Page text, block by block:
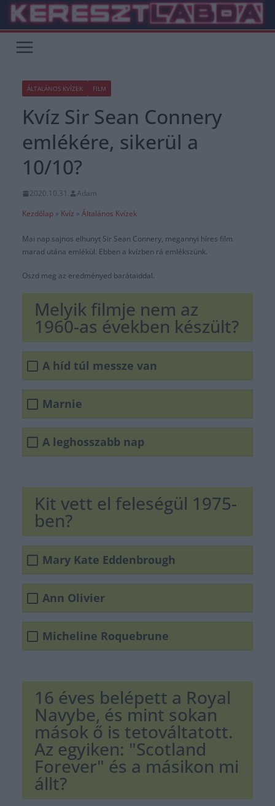
Skip
content
ÁLTALÁNOS KVÍZEK FILM
Kvíz Sir Sean Connery
emlékére, sikerül a
10/10?
2020.10.31.
Adam
Kezdőlap » Kvíz » Általános Kvízek
Mai nap sajnos elhunyt Sir Sean Connery, megannyi híres film
marad utána emlékül. Ebben a kvízben rá emlékszünk.
Oszd meg az eredményed barátaiddal.
Melyik filmje nem az
1960-as években készült?
A híd túl messze van
Marnie
A leghosszabb nap
Kit vett el feleségül 1975-
ben?
Mary Kate Eddenbrough
Ann Olivier
Micheline Roquebrune
16 éves belépett a Royal
Navybe, és mint sokan
mások ő is tetováltatott.
Az egyiken: "Scotland
Forever" és a másikon mi
állt?